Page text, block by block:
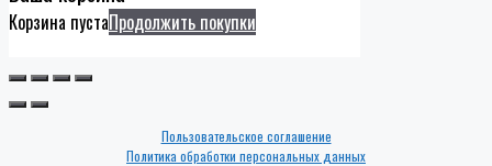
Корзина пустаПродолжить покупки
Пользовательское соглашение
Политика обработки персональных данных